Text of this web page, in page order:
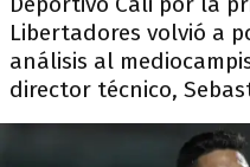
Libertadores volvió a
análisis al
director técnico,